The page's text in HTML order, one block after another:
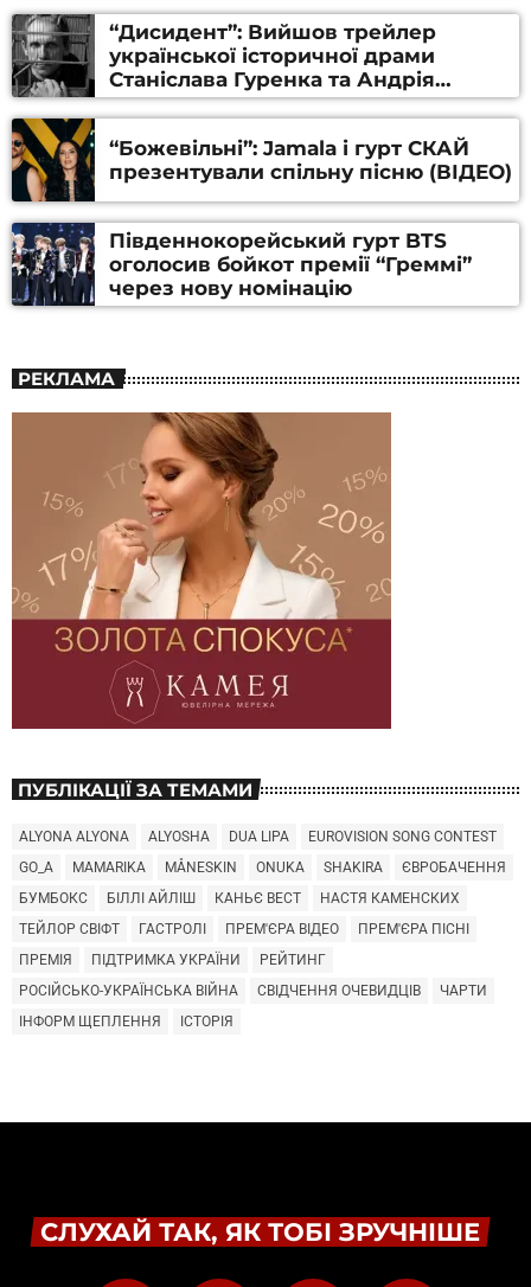
“Дисидент”: Вийшов трейлер
української історичної драми
Станіслава Гуренка та Андрія
Алфьорова (ВІДЕО)
“Божевільні”: Jamala і гурт СКАЙ
презентували спільну пісню (ВІДЕО)
Південнокорейський гурт BTS
оголосив бойкот премії “Греммі”
через нову номінацію
РЕКЛАМА
ПУБЛІКАЦІЇ ЗА ТЕМАМИ
ALYONA ALYONA ALYOSHA DUA LIPA
EUROVISION SONG CONTEST
GO_A
MAMARIKA MÅNESKIN ONUKA SHAKIRA
ЄВРОБАЧЕННЯ
БУМБОКС
БІЛЛІ АЙЛІШ КАНЬЄ ВЕСТ
НАСТЯ КАМЕНСКИХ
ТЕЙЛОР СВІФТ
ГАСТРОЛІ ПРЕМ'ЄРА ВІДЕО
ПРЕМ'ЄРА ПІСНІ
ПРЕМІЯ
ПІДТРИМКА УКРАЇНИ
РЕЙТИНГ
РОСІЙСЬКО-УКРАЇНСЬКА ВІЙНА
СВІДЧЕННЯ ОЧЕВИДЦІВ
ЧАРТИ
ІНФОРМ ЩЕПЛЕННЯ
ІСТОРІЯ
СЛУХАЙ ТАК, ЯК ТОБІ ЗРУЧНІШЕ